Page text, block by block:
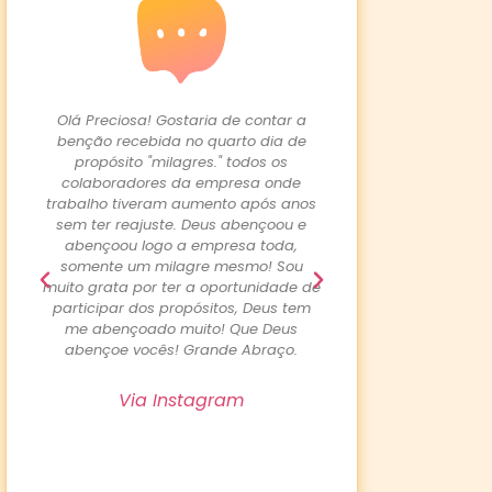
Gostaria de contar a
no quarto dia de
"milagres." todos os
da empresa onde
aumento após anos
Deus abençoou e
a empresa toda,
milagre mesmo! Sou
ter a oportunidade de
propósitos, Deus tem
muito! Que Deus
Grande Abraço.
O Tudo bem? Hoje eu tive uma
resposta do propósito "A minha vida
a abençoada" Orei e jejuei pela
efetivação do meu marido que
de três anos desempregado
conseguiu um emprego temporário
que o deixou muito feliz Hoje ele
recebeu a notícia da efetivação. Que
sua vida seja sempre usada por Deus
para aproximar as pessoas Dele.
Obrigada pelo direcionamento. Hoje e
sempre é dia de agradecer.